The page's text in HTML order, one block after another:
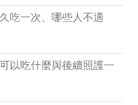
吃一次、哪些人不適
以吃什麼與後續照護一